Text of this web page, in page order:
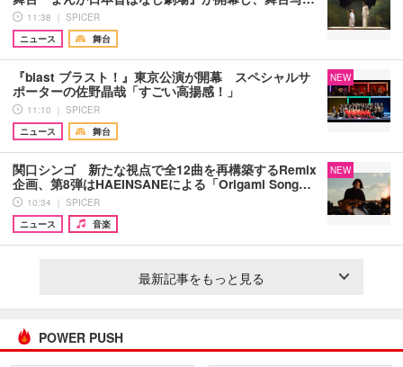
11:38 ｜ SPICER
ニュース
舞台
『blast ブラスト！』東京公演が開幕 スペシャルサ
ポーターの佐野晶哉「すごい高揚感！」
11:10 ｜ SPICER
ニュース
舞台
NEW
関口シンゴ 新たな視点で全12曲を再構築するRemix
企画、第8弾はHAEINSANEによる「Origami Song…
10:34 ｜ SPICER
ニュース
音楽
NEW
最新記事をもっと見る
POWER PUSH